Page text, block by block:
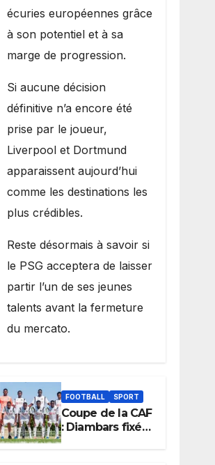
écuries européennes grâce
à son potentiel et à sa
marge de progression.
Si aucune décision
définitive n’a encore été
prise par le joueur,
Liverpool et Dortmund
apparaissent aujourd’hui
comme les destinations les
plus crédibles.
Reste désormais à savoir si
le PSG acceptera de laisser
partir l’un de ses jeunes
talents avant la fermeture
du mercato.
FOOTBALL SPORT
Coupe de la CAF
: Diambars fixé
sur son destin